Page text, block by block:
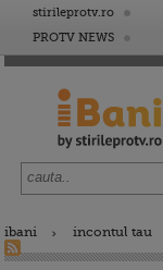
stirileprotv.ro
PROTV NEWS
ibani incontul tau